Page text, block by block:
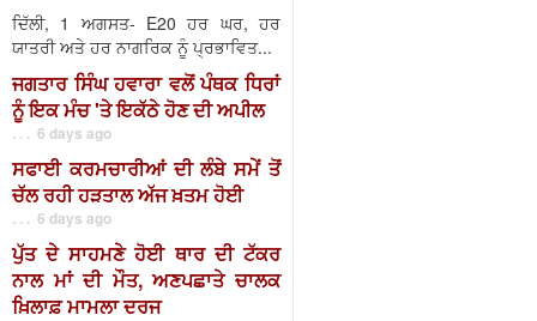
ਦਿੱਲੀ, 1 ਅਗਸਤ- E20 ਹਰ ਘਰ, ਹਰ
ਯਾਤਰੀ ਅਤੇ ਹਰ ਨਾਗਰਿਕ ਨੂੰ ਪ੍ਰਭਾਵਿਤ...
ਜਗਤਾਰ ਸਿੰਘ ਹਵਾਰਾ ਵਲੋਂ ਪੰਥਕ ਧਿਰਾਂ
ਨੂੰ ਇਕ ਮੰਚ 'ਤੇ ਇਕੱਠੇ ਹੋਣ ਦੀ ਅਪੀਲ
. . . 6 days ago
ਸਫਾਈ ਕਰਮਚਾਰੀਆਂ ਦੀ ਲੰਬੇ ਸਮੇਂ ਤੋਂ
ਚੱਲ ਰਹੀ ਹੜਤਾਲ ਅੱਜ ਖ਼ਤਮ ਹੋਈ
. . . 6 days ago
ਪੁੱਤ ਦੇ ਸਾਹਮਣੇ ਹੋਈ ਥਾਰ ਦੀ ਟੱਕਰ
ਨਾਲ ਮਾਂ ਦੀ ਮੌਤ, ਅਣਪਛਾਤੇ ਚਾਲਕ
ਖ਼ਿਲਾਫ਼ ਮਾਮਲਾ ਦਰਜ